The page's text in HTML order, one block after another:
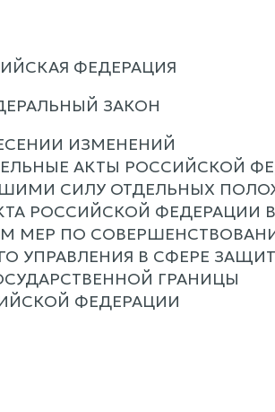
ФЕДЕРАЦИЯ
ЗАКОН
ИЗМЕНЕНИЙ
АКТЫ РОССИЙСКОЙ
СИЛУ ОТДЕЛЬНЫХ
РОССИЙСКОЙ ФЕДЕРАЦИИ
МЕР ПО
УПРАВЛЕНИЯ В СФЕРЕ
ГРАНИЦЫ
ФЕДЕРАЦИИ